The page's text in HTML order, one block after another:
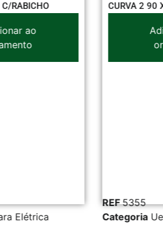
RABICHO
ao
Elétrica
CURVA 2 90
REF5355
Categoria